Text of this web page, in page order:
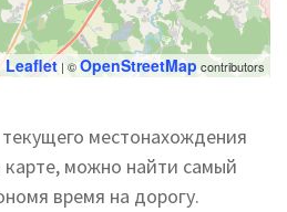
Leaflet | ©OpenStreetMap contributors
местонахождения
можно найти самый
время на дорогу.